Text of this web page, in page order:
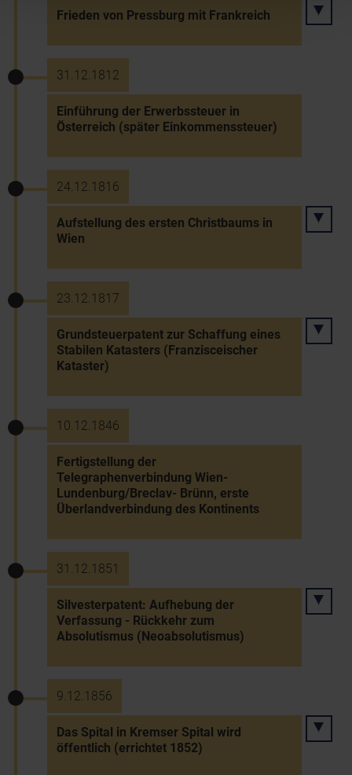
Frieden von Pressburg mit Frankreich
31.12.1812
Einführung der Erwerbssteuer in
Österreich (später Einkommenssteuer)
24.12.1816
Aufstellung des ersten Christbaums in
Wien
23.12.1817
Grundsteuerpatent zur Schaffung eines
Stabilen Katasters (Franzisceischer
Kataster)
10.12.1846
Fertigstellung der
Telegraphenverbindung Wien-
Lundenburg/Breclav- Brünn, erste
Überlandverbindung des Kontinents
31.12.1851
Silvesterpatent: Aufhebung der
Verfassung - Rückkehr zum
Absolutismus (Neoabsolutismus)
9.12.1856
Das Spital in Kremser Spital wird
öffentlich (errichtet 1852)